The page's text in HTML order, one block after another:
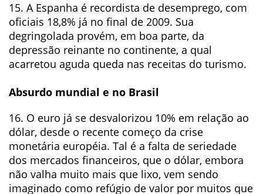
15. A Espanha é recordista de desemprego, com
oficiais 18,8% já no final de 2009. Sua
degringolada provém, em boa parte, da
depressão reinante no continente, a qual
acarretou aguda queda nas receitas do turismo.
Absurdo mundial e no Brasil
16. O euro já se desvalorizou 10% em relação ao
dólar, desde o recente começo da crise
monetária européia. Tal é a falta de seriedade
dos mercados financeiros, que o dólar, embora
não valha muito mais que lixo, vem sendo
imaginado como refúgio de valor por muitos que